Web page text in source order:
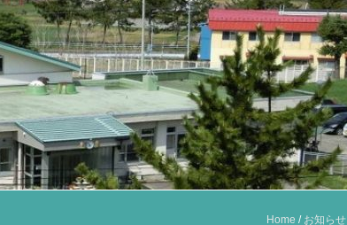
Home / お知らせ